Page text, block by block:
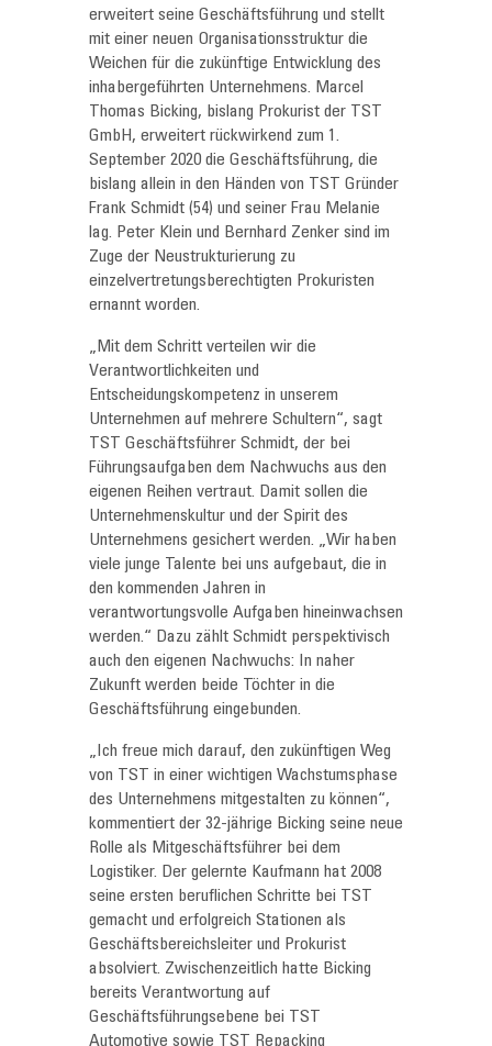
erweitert seine Geschäftsführung und stellt
mit einer neuen Organisationsstruktur die
Weichen für die zukünftige Entwicklung des
inhabergeführten Unternehmens. Marcel
Thomas Bicking, bislang Prokurist der TST
GmbH, erweitert rückwirkend zum 1.
September 2020 die Geschäftsführung, die
bislang allein in den Händen von TST Gründer
Frank Schmidt (54) und seiner Frau Melanie
lag. Peter Klein und Bernhard Zenker sind im
Zuge der Neustrukturierung zu
einzelvertretungsberechtigten Prokuristen
ernannt worden.
„Mit dem Schritt verteilen wir die
Verantwortlichkeiten und
Entscheidungskompetenz in unserem
Unternehmen auf mehrere Schultern“, sagt
TST Geschäftsführer Schmidt, der bei
Führungsaufgaben dem Nachwuchs aus den
eigenen Reihen vertraut. Damit sollen die
Unternehmenskultur und der Spirit des
Unternehmens gesichert werden. „Wir haben
viele junge Talente bei uns aufgebaut, die in
den kommenden Jahren in
verantwortungsvolle Aufgaben hineinwachsen
werden.“ Dazu zählt Schmidt perspektivisch
auch den eigenen Nachwuchs: In naher
Zukunft werden beide Töchter in die
Geschäftsführung eingebunden.
„Ich freue mich darauf, den zukünftigen Weg
von TST in einer wichtigen Wachstumsphase
des Unternehmens mitgestalten zu können“,
kommentiert der 32-jährige Bicking seine neue
Rolle als Mitgeschäftsführer bei dem
Logistiker. Der gelernte Kaufmann hat 2008
seine ersten beruflichen Schritte bei TST
gemacht und erfolgreich Stationen als
Geschäftsbereichsleiter und Prokurist
absolviert. Zwischenzeitlich hatte Bicking
bereits Verantwortung auf
Geschäftsführungsebene bei TST
Automotive sowie TST Repacking